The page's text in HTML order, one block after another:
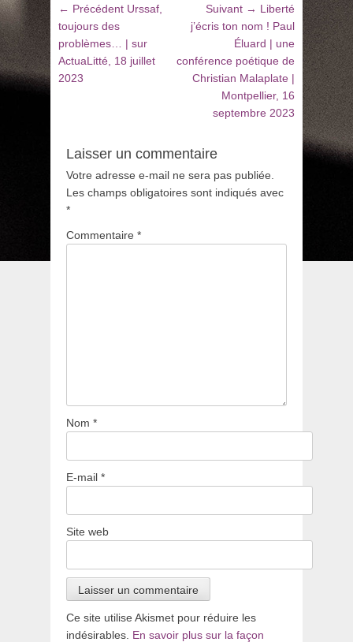
Navigation
de
l’article
← Précédent Article
:
Urssaf,
toujours des
problèmes… | sur
ActuaLitté, 18 juillet
2023
Suivant → Article
suivant
:
Liberté
j’écris ton nom ! Paul
Éluard | une
conférence poétique de
Christian Malaplate |
Montpellier, 16
septembre 2023
Laisser un commentaire
Votre adresse e-mail ne sera pas publiée.
Les champs obligatoires sont indiqués avec
*
Commentaire *
Nom *
E-mail *
Site web
Ce site utilise Akismet pour réduire les
indésirables. En savoir plus sur la façon